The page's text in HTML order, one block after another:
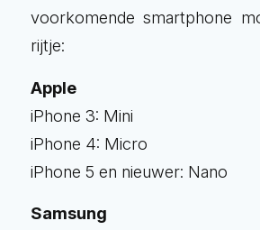
voorkomende smartphone
rijtje:
Apple
iPhone 3: Mini
iPhone 4: Micro
iPhone 5 en nieuwer: Nano
Samsung